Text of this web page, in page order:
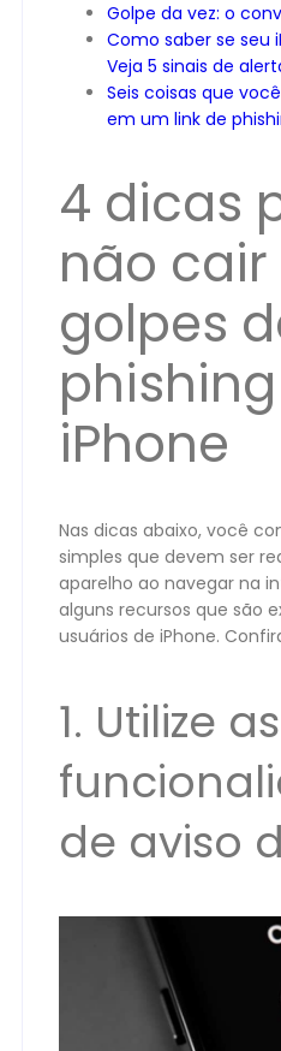
Golpe da vez: o
Como saber se seu
Veja 5 sinais de
Seis coisas que
em um link de
4 dicas
não
golpes
iPhone
Nas dicas abaixo, você
simples que devem ser
aparelho ao navegar na
alguns recursos que são
usuários de iPhone.
1. Utilize as
de aviso